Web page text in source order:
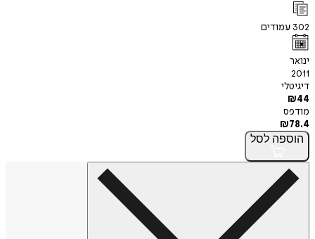
302 עמודים
ינואר
2011
דיגיטלי
₪44
מודפס
₪78.4
הוספה לסל